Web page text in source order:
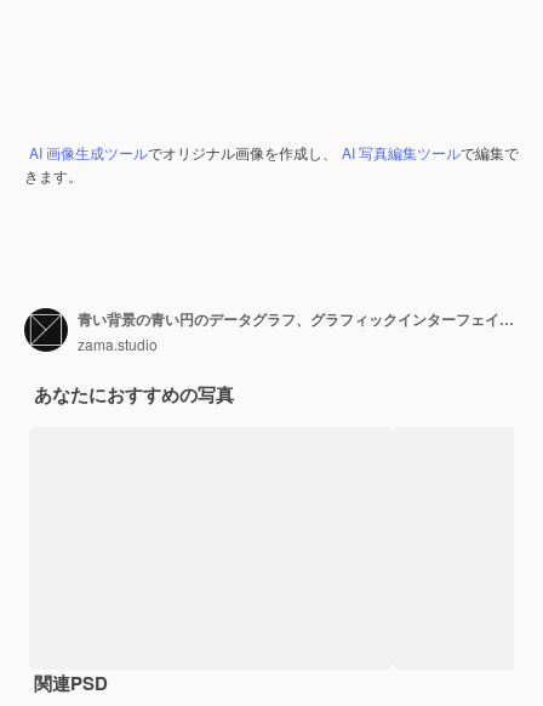
AI 画像生成ツールでオリジナル画像を作成し、 AI 写真編集ツールで編集で
きます。
青い背景の青い円のデータグラフ、グラフィックインターフェイスのデータ分析。 3Dレンダリング。
zama.studio
あなたにおすすめの写真
関連PSD